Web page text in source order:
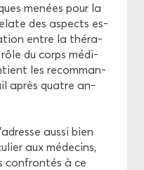
me­nées pour la
des as­pects es­
entre la thé­ra­
du corps mé­di­
les re­com­man­
après quatre an­
aussi bien
aux mé­de­cins,
confron­tés à ce